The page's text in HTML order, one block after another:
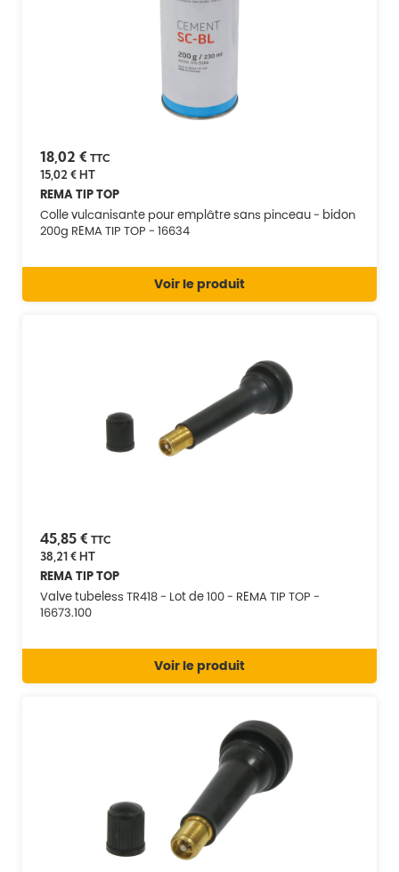
18,02 € TTC
15,02 €HT
REMA TIP TOP
Colle vulcanisante pour emplâtre sans pinceau - bidon
200g REMA TIP TOP - 16634
Voir le produit
45,85 € TTC
38,21 €HT
REMA TIP TOP
Valve tubeless TR418 - Lot de 100 - REMA TIP TOP -
16673.100
Voir le produit